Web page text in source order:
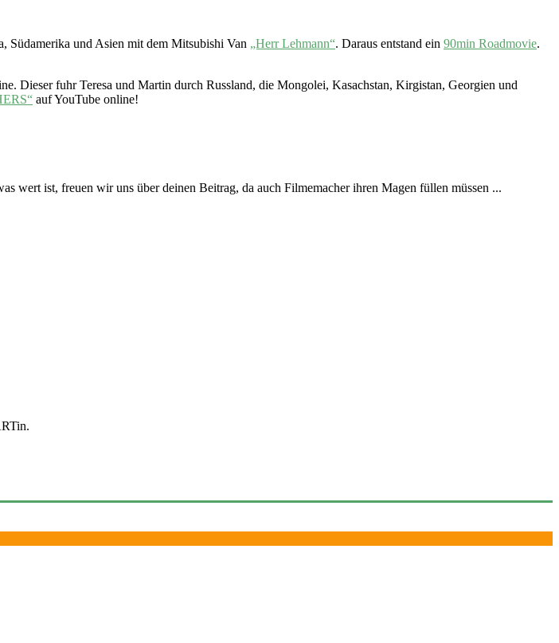
Südamerika und Asien mit dem Mitsubishi Van „Herr Lehmann“. Daraus entstand ein 90min Roadmovie.
Dieser fuhr Teresa und Martin durch Russland, die Mongolei, Kasachstan, Kirgistan, Georgien und
auf YouTube online!
wert ist, freuen wir uns über deinen Beitrag, da auch Filmemacher ihren Magen füllen müssen ...